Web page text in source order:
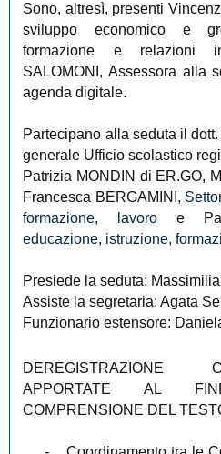
Sono, altresì, presenti
sviluppo economico e
formazione e relazioni
SALOMONI, Assessora alla
agenda digitale.
Partecipano alla seduta il
generale Ufficio scolastico
Patrizia MONDIN di ER.GO,
Francesca BERGAMINI,
formazione, lavoro e
educazione, istruzione,
Presiede la seduta:
Assiste la segretaria: Agata
Funzionario estensore:
DEREGISTRAZIONE
APPORTATE AL
COMPRENSIONE DEL